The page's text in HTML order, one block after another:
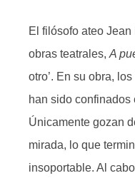
El filósofo ateo
obras teatrales, A
otro’. En su obra,
han sido
Únicamente gozan
mirada, lo que
insoportable. Al